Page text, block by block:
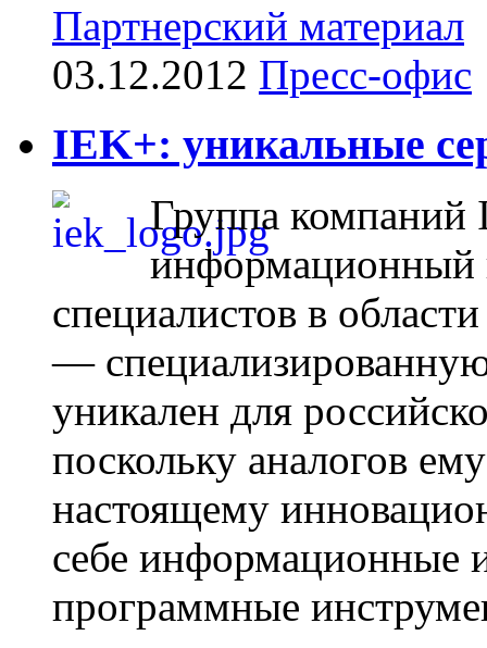
Партнерский материал
03.12.2012 Пресс-офис
IEK+: уникальные
Группа компаний
информационный
специалистов в
—
уникален для
поскольку аналогов
настоящему
себе
программные